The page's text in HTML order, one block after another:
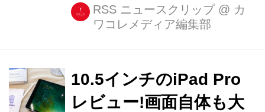
「Today at Apple」、7月5日はファッ
ションイラストレーターとして活躍す
Pencilを使っ [...]
RSS ニュースクリップ @ カ
ワコレメディア編集部
10.5インチのiPad Pro
レビュー!画面自体も大